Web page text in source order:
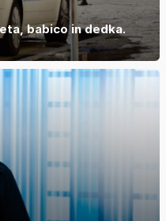
babico in dedka.